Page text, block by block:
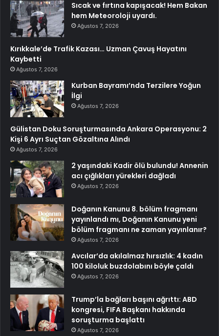
Sıcak ve fırtına kapışacak! Hem Bakan
hem Meteoroloji uyardı.
Ağustos 7, 2026
Kırıkkale’de Trafik Kazası… Uzman Çavuş Hayatını
Kaybetti
Ağustos 7, 2026
Kurban Bayramı’nda Terzilere Yoğun
İlgi
Ağustos 7, 2026
Gülistan Doku Soruşturmasında Ankara Operasyonu: 2
Kişi 6 Ayrı Suçtan Gözaltına Alındı
Ağustos 7, 2026
2 yaşındaki Kadir ölü bulundu! Annenin
acı çığlıkları yürekleri dağladı
Ağustos 7, 2026
Doğanın Kanunu 8. bölüm fragmanı
yayınlandı mı, Doğanın Kanunu yeni
bölüm fragmanı ne zaman yayınlanır?
Ağustos 7, 2026
Avcılar’da akılalmaz hırsızlık: 4 kadın
100 kiloluk buzdolabını böyle çaldı
Ağustos 7, 2026
Trump’la bağları başını ağrıttı: ABD
kongresi, FIFA Başkanı hakkında
soruşturma başlattı
Ağustos 7, 2026